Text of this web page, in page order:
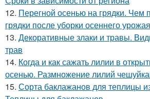
12. Перегной осенью на грядки. Чем
грядки после уборки осеннего урожая
13. Декоративные злаки и травы.
трав
14. Когда и как сажать лилии в
осенью. Размножение лилий
15. Сорта баклажанов для теплицы